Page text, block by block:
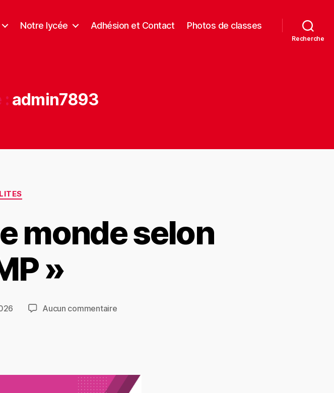
Notre lycée Adhésion et Contact Photos de classes
Recherche
: admin7893
monde selon
»
Aucun commentaire